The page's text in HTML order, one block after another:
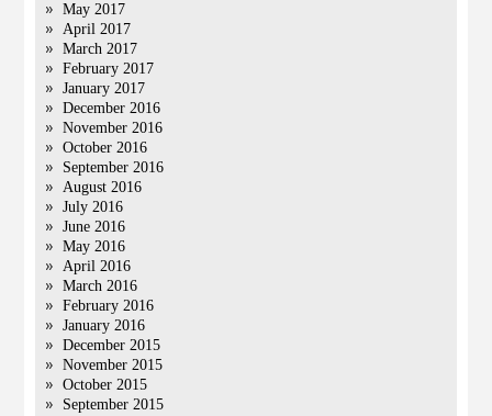
May 2017
April 2017
March 2017
February 2017
January 2017
December 2016
November 2016
October 2016
September 2016
August 2016
July 2016
June 2016
May 2016
April 2016
March 2016
February 2016
January 2016
December 2015
November 2015
October 2015
September 2015